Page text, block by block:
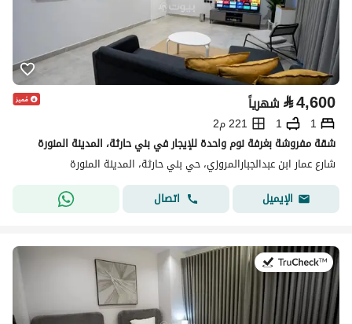
⃁4,600 شهرياً
1
1
221 م2
شقة مفروشة بغرفة نوم واحدة للإيجار في بني حارثة، المدينة المنورة
شارع عمار ابن عبدالجبارالمروزي، حي بني حارثة، المدينة المنورة
الإيميل
اتصال
في:19 يوليو 2026